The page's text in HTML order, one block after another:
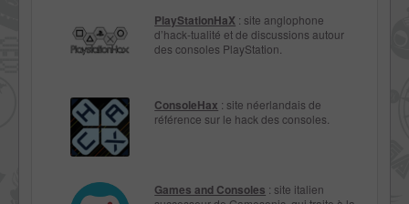
PlayStationHaX : site anglophone
d’hack-tualité et de discussions autour
des consoles PlayStation.
ConsoleHax : site néerlandais de
référence sur le hack des consoles.
Games and Consoles : site italien